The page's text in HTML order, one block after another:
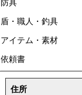
防具
盾・職人・釣具
アイテム・素材
依頼書
住所